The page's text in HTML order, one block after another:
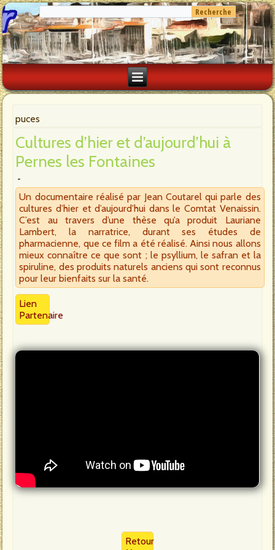
puces
Cultures d’hier et d’aujourd’hui à
Pernes les Fontaines
Un documentaire réalisé par Jean Coutarel qui parle des
cultures d’hier et d’aujourd’hui dans le Comtat Venaissin.
C’est au travers d’une thèse qu’a produit Lauriane
Lambert, la narratrice, durant ses études de
pharmacienne, que ce film a été réalisé. Ainsi nous allons
mieux connaître ce que sont ; le psyllium, le safran et la
spiruline, des produits naturels anciens qui sont reconnus
pour leur bienfaits sur la santé.
Lien
Partenaire
Retour